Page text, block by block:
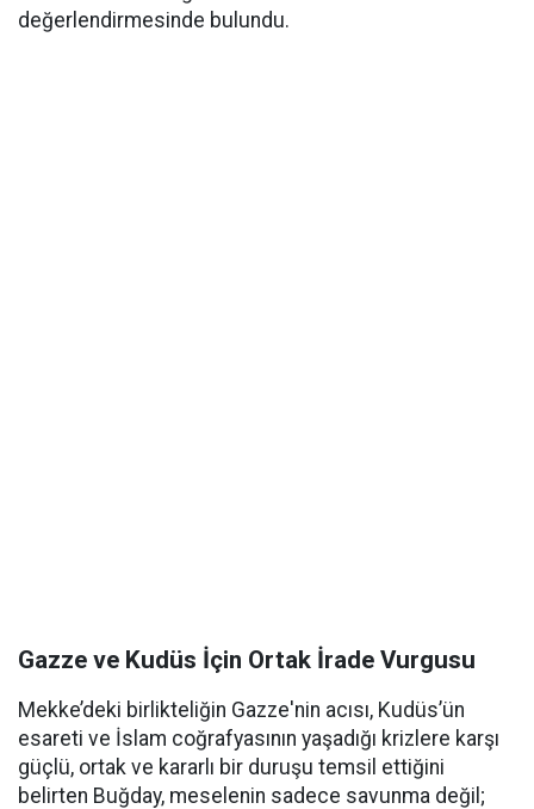
değerlendirmesinde bulundu.
Gazze ve Kudüs İçin Ortak İrade Vurgusu
Mekke’deki birlikteliğin Gazze'nin acısı, Kudüs’ün
esareti ve İslam coğrafyasının yaşadığı krizlere karşı
güçlü, ortak ve kararlı bir duruşu temsil ettiğini
belirten Buğday, meselenin sadece savunma değil;